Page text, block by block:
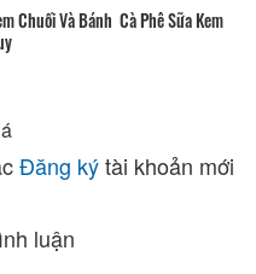
Chuối Và Bánh Cà Phê Sữa Kem
Đăng kýtài khoản mới
luận